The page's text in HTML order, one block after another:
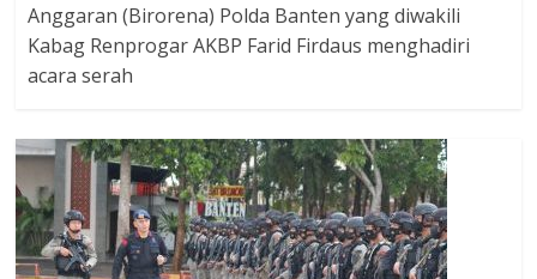
Anggaran (Birorena) Polda Banten yang diwakili
Kabag Renprogar AKBP Farid Firdaus menghadiri
acara serah